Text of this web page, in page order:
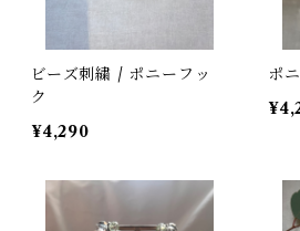
ビーズ刺繍 / ポニーフッ
ク
¥4,290
ポ